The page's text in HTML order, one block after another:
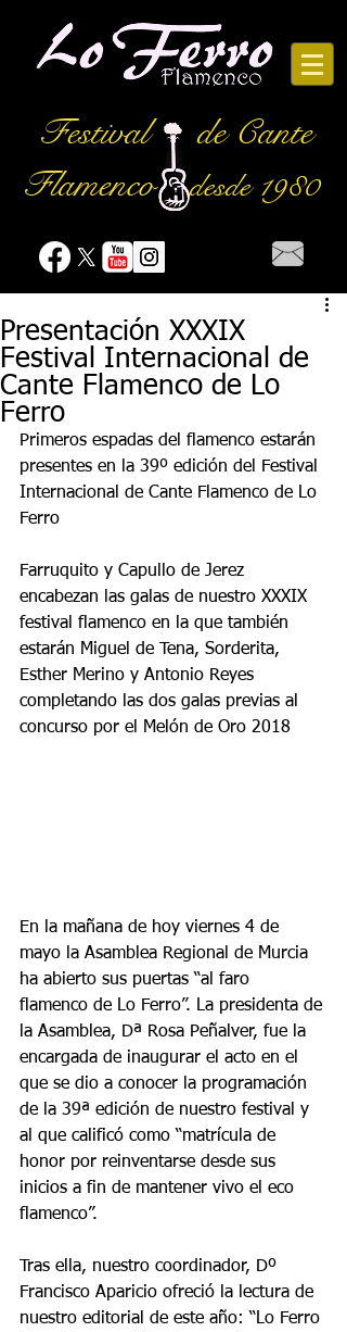
Festival
de Cante
Flamencodesde 1980
Presentación XXXIX
Festival Internacional de
Cante Flamenco de Lo
Ferro
Primeros espadas del flamenco estarán
presentes en la 39º edición del Festival
Internacional de Cante Flamenco de Lo
Ferro
Farruquito y Capullo de Jerez
encabezan las galas de nuestro XXXIX
festival flamenco en la que también
estarán Miguel de Tena, Sorderita,
Esther Merino y Antonio Reyes
completando las dos galas previas al
concurso por el Melón de Oro 2018
En la mañana de hoy viernes 4 de
mayo la Asamblea Regional de Murcia
ha abierto sus puertas “al faro
flamenco de Lo Ferro”. La presidenta de
la Asamblea, Dª Rosa Peñalver, fue la
encargada de inaugurar el acto en el
que se dio a conocer la programación
de la 39ª edición de nuestro festival y
al que calificó como “matrícula de
honor por reinventarse desde sus
inicios a fin de mantener vivo el eco
flamenco”.
Tras ella, nuestro coordinador, Dº
Francisco Aparicio ofreció la lectura de
nuestro editorial de este año: “Lo Ferro